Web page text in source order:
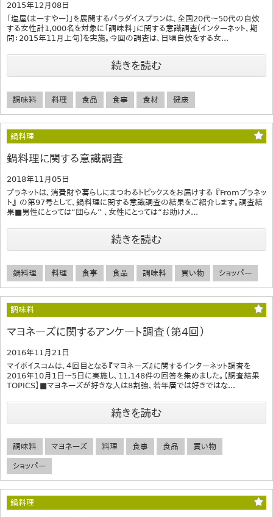
2015年12月08日
「塩屋(まーすやー)」を展開するパラダイスプランは、全国20代～50代の自炊
する女性計1,000名を対象に「調味料」に関する意識調査(インターネット、期
間：2015年11月上旬)を実施。今回の調査は、日頃自炊をする女...
続きを読む
調味料 料理 食品 食事 食材 健康
鍋料理
鍋料理に関する意識調査
2018年11月05日
プラネットは、消費財や暮らしにまつわるトピックスをお届けする 『Fromプラネッ
ト』 の第97号として、鍋料理に関する意識調査の結果をご紹介します。調査結
果■男性にとっては“団らん” 、女性にとっては“お助けメ...
続きを読む
鍋料理 料理 食事 食品 調味料 買い物 ショッパー
調味料
マヨネーズに関するアンケート調査（第4回）
2016年11月21日
マイボイスコムは、４回目となる『マヨネーズ』に関するインターネット調査を
2016年10月1日～5日に実施し、11,148件の回答を集めました。【調査結果
TOPICS】■マヨネーズが好きな人は8割強、若年層では好きではな...
続きを読む
調味料 マヨネーズ 料理 食事 食品 買い物
ショッパー
鍋料理